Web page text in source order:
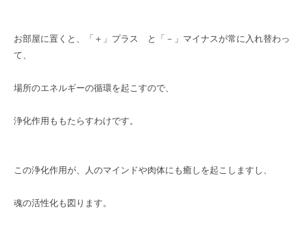
お部屋に置くと、「＋」プラス と「－」マイナスが常に入れ替わっ
て、
場所のエネルギーの循環を起こすので、
浄化作用ももたらすわけです。
この浄化作用が、人のマインドや肉体にも癒しを起こしますし、
魂の活性化も図ります。